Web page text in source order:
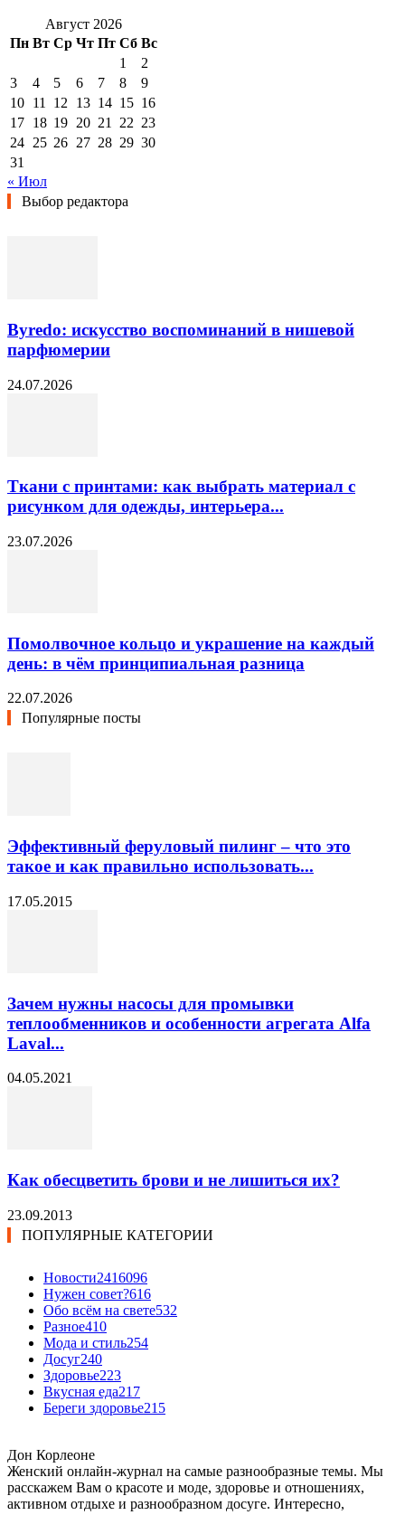
Август 2026
Пн Вт Ср Чт Пт Сб Вс
1
2
3
4 5 6 7 8
9
10 11 12 13 14 15 16
17 18 19 20 21 22 23
24 25 26 27 28 29 30
31
« Июл
Выбор редактора
Byredo: искусство воспоминаний в нишевой
парфюмерии
24.07.2026
Ткани с принтами: как выбрать материал с
рисунком для одежды, интерьера...
23.07.2026
Помолвочное кольцо и украшение на каждый
день: в чём принципиальная разница
22.07.2026
Популярные посты
Эффективный феруловый пилинг – что это
такое и как правильно использовать...
17.05.2015
Зачем нужны насосы для промывки
теплообменников и особенности агрегата Alfa
Laval...
04.05.2021
Как обесцветить брови и не лишиться их?
23.09.2013
ПОПУЛЯРНЫЕ КАТЕГОРИИ
Новости2416096
Нужен совет?616
Обо всём на свете532
Разное410
Мода и стиль254
Досуг240
Здоровье223
Вкусная еда217
Береги здоровье215
Дон Корлеоне
Женский онлайн-журнал на самые разнообразные темы. Мы
расскажем Вам о красоте и моде, здоровье и отношениях,
активном отдыхе и разнообразном досуге. Интересно,